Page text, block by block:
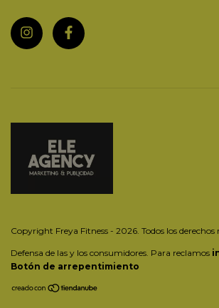
Copyright Freya Fitness - 2026. Todos los derechos
Defensa de las y los consumidores. Para reclamos
Botón de arrepentimiento